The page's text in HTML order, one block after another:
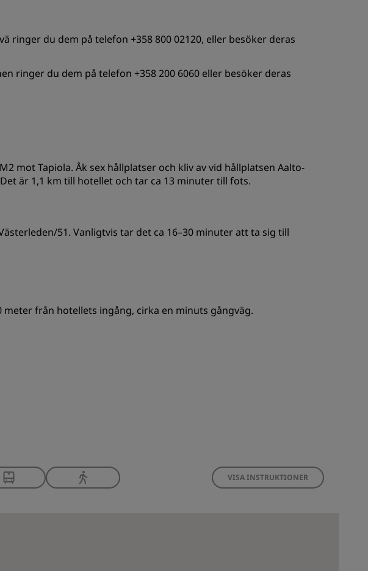
ringer du dem på telefon +358 800 02120, eller besöker deras
ringer du dem på telefon +358 200 6060 eller besöker deras
mot Tapiola. Åk sex hållplatser och kliv av vid hållplatsen Aalto-
är 1,1 km till hotellet och tar ca 13 minuter till fots.
51. Vanligtvis tar det ca 16–30 minuter att ta sig till
från hotellets ingång, cirka en minuts gångväg.
VISA INSTRUKTIONER